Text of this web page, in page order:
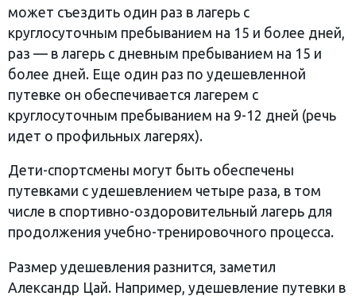
может съездить один раз в лагерь с
круглосуточным пребыванием на 15 и более дней,
раз — в лагерь с дневным пребыванием на 15 и
более дней. Еще один раз по удешевленной
путевке он обеспечивается лагерем с
круглосуточным пребыванием на 9-12 дней (речь
идет о профильных лагерях).
Дети-спортсмены могут быть обеспечены
путевками с удешевлением четыре раза, в том
числе в спортивно-оздоровительный лагерь для
продолжения учебно-тренировочного процесса.
Размер удешевления разнится, заметил
Александр Цай. Например, удешевление путевки в